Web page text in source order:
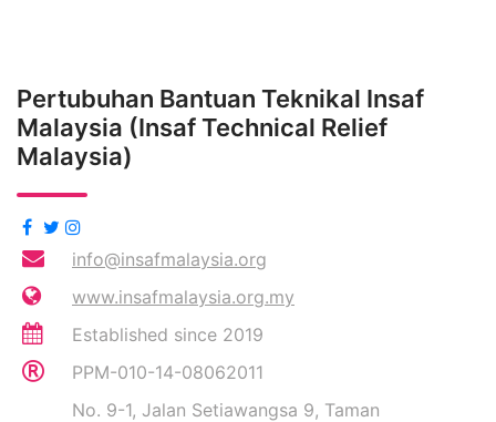
Pertubuhan Bantuan Teknikal Insaf
Malaysia (Insaf Technical Relief
Malaysia)
info@insafmalaysia.org
www.insafmalaysia.org.my
Established since 2019
PPM-010-14-08062011
No. 9-1, Jalan Setiawangsa 9, Taman